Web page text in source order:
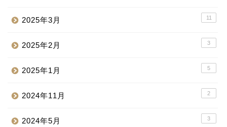
2025年3月 11
2025年2月 3
2025年1月 5
2024年11月 2
2024年5月 3